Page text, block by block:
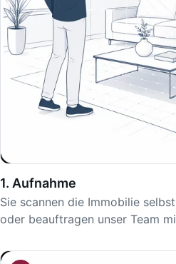
1. Aufnahme
Sie scannen die Immobilie
oder beauftragen unser Team